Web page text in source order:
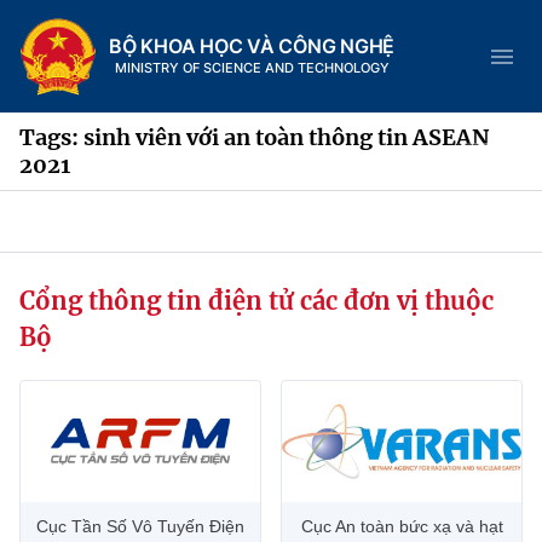
BỘ KHOA HỌC VÀ CÔNG NGHỆ
MINISTRY OF SCIENCE AND TECHNOLOGY
Trang chủ
Giới thiệu
Cơ cấu tổ chức
Lịch sử phát triển
Khoa học và Công nghệ
Đổi mới sáng tạo
Dịch vụ công
Tags: sinh viên với an toàn thông tin ASEAN
2021
Cổng thông tin điện tử các đơn vị thuộc
Bộ
Cục Tần Số Vô Tuyến Điện
Cục An toàn bức xạ và hạt